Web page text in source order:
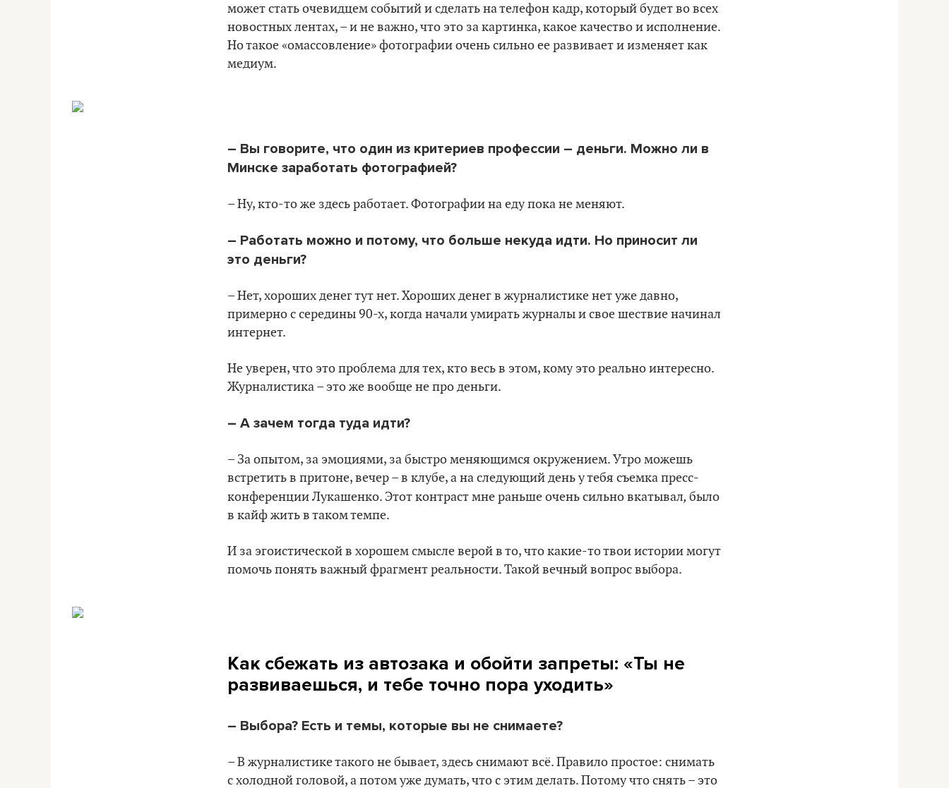
может стать очевидцем событий и сделать на телефон кадр, который будет во всех
новостных лентах, – и не важно, что это за картинка, какое качество и исполнение.
Но такое «омассовление» фотографии очень сильно ее развивает и изменяет как
медиум.
– Вы говорите, что один из критериев профессии – деньги. Можно ли в
Минске заработать фотографией?
– Ну, кто-то же здесь работает. Фотографии на еду пока не меняют.
– Работать можно и потому, что больше некуда идти. Но приносит ли
это деньги?
– Нет, хороших денег тут нет. Хороших денег в журналистике нет уже давно,
примерно с середины 90-х, когда начали умирать журналы и свое шествие начинал
интернет.
Не уверен, что это проблема для тех, кто весь в этом, кому это реально интересно.
Журналистика – это же вообще не про деньги.
– А зачем тогда туда идти?
– За опытом, за эмоциями, за быстро меняющимся окружением. Утро можешь
встретить в притоне, вечер – в клубе, а на следующий день у тебя съемка пресс-
конференции Лукашенко. Этот контраст мне раньше очень сильно вкатывал, было
в кайф жить в таком темпе.
И за эгоистической в хорошем смысле верой в то, что какие-то твои истории могут
помочь понять важный фрагмент реальности. Такой вечный вопрос выбора.
Как сбежать из автозака и обойти запреты: «Ты не
развиваешься, и тебе точно пора уходить»
– Выбора? Есть и темы, которые вы не снимаете?
– В журналистике такого не бывает, здесь снимают всё. Правило простое: снимать
с холодной головой, а потом уже думать, что с этим делать. Потому что снять – это